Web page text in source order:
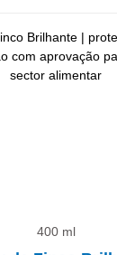
400 ml